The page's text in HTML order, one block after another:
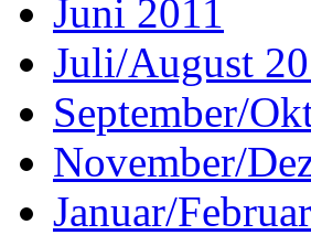
Juni 2011
Juli/August
September/
November/
Januar/